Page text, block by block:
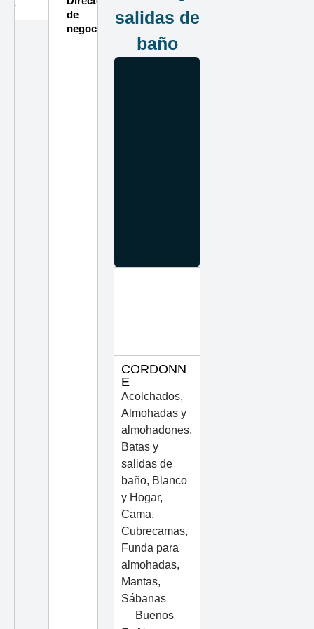
de
negocios
salidas de
baño
CORDONN
E
Acolchados,
Almohadas y
almohadones,
Batas y
salidas de
baño, Blanco
y Hogar,
Cama,
Cubrecamas,
Funda para
almohadas,
Mantas,
Sábanas
Buenos